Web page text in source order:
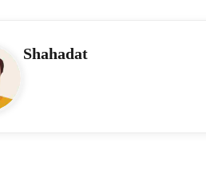
Shahadat